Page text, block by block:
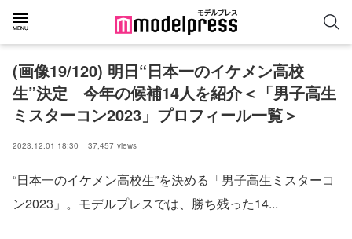
(画像19/120) 明日“日本一のイケメン高校
生”決定 今年の候補14人を紹介＜「男子高生
ミスターコン2023」プロフィール一覧＞
2023.12.01 18:30 37,457 views
“日本一のイケメン高校生”を決める「男子高生ミスターコ
ン2023」。モデルプレスでは、勝ち残った14...